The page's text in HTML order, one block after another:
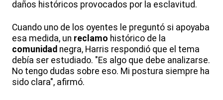
daños históricos provocados por la esclavitud.
Cuando uno de los oyentes le preguntó si apoyaba
esa medida, un reclamo histórico de la
comunidad negra, Harris respondió que el tema
debía ser estudiado. "Es algo que debe analizarse.
No tengo dudas sobre eso. Mi postura siempre ha
sido clara", afirmó.